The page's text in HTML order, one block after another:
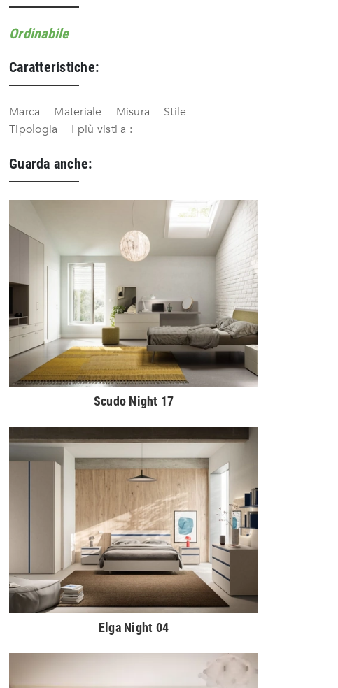
Ordinabile
Caratteristiche:
Marca Materiale Misura
Stile
Tipologia
I più visti a :
Guarda anche:
Scudo Night 17
Elga Night 04